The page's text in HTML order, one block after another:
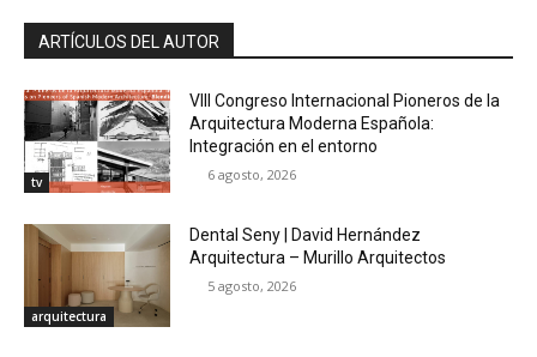
ARTÍCULOS DEL AUTOR
tv
VIII Congreso Internacional Pioneros de la
Arquitectura Moderna Española:
Integración en el entorno
6 agosto, 2026
arquitectura
Dental Seny | David Hernández
Arquitectura – Murillo Arquitectos
5 agosto, 2026